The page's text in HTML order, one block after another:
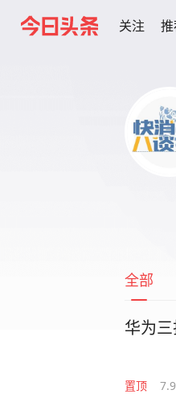
关注
全部
华为
置顶